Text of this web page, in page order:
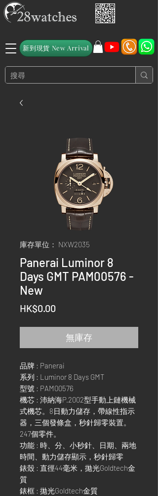
新到現貨 New Arrival
庫存單位： NXW2035
Panerai Luminor 8
Days GMT PAM00576 -
New
HK$0.00
無庫存
品牌 : Panerai
系列 : Luminor 8 Days GMT
型號 : PAM00576
機芯 : 沛納海P.2002型手動上鏈機械
式機芯。8日動力儲存，帶線性指示
器，三個發條盒，秒針歸零裝置。
247個零件。
功能 : 時、分、小秒針、日期、兩地
時間、動力儲存顯示，秒針歸零
錶殼 : 直徑44毫米，拋光Goldtech金
質
錶框 : 拋光Goldtech金質